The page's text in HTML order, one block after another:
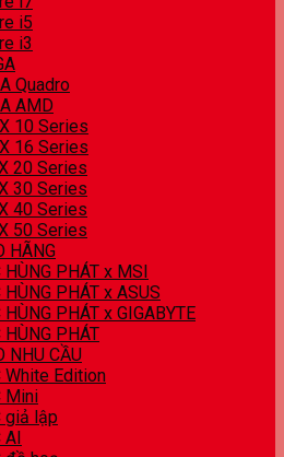
i5
i3
Quadro
AMD
10 Series
16 Series
20 Series
30 Series
40 Series
50 Series
HÃNG
HÙNG PHÁT x MSI
HÙNG PHÁT x ASUS
HÙNG PHÁT x GIGABYTE
HÙNG PHÁT
NHU CẦU
White Edition
Mini
giả lập
AI